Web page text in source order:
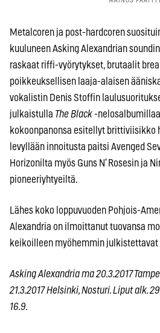
Metalcoren ja post-hardcoren
kuuluneen Asking Alexandrian
raskaat riffi-vyörytykset, brutaalit
poikkeuksellisen laaja-alaisen
vokalistin Denis Stoffin
julkaistulla The Black-
kokoonpanonsa esitellyt brittiviisikko
levyllään innoitusta paitsi Avenged
Horizonilta myös Guns N’ Rosesin ja
pioneeriyhtyeiltä.
Lähes koko loppuvuoden Pohjois-
Alexandria on ilmoittanut tuovansa
keikoilleen myöhemmin
Asking Alexandria ma 20.3.2017
21.3.2017 Helsinki, Nosturi. Liput alk.
16.9.